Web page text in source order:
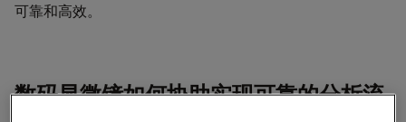
可靠和高效。
数码显微镜如何协助实现可靠的分析流